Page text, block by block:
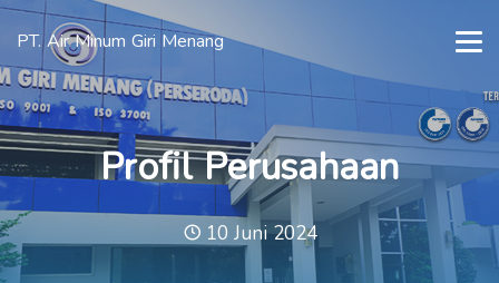
PT. Air Minum Giri Menang
Profil Perusahaan
10 Juni 2024